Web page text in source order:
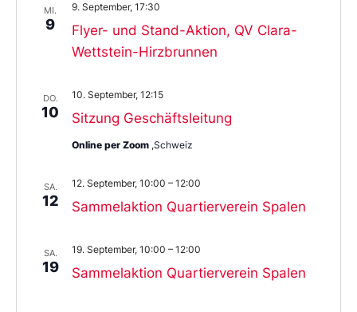
MI.
9
Flyer- und Stand-Aktion, QV Clara-
Wettstein-Hirzbrunnen
9. September, 17:30
DO.
10 Sitzung Geschäftsleitung
10. September, 12:15
Online per Zoom ,Schweiz
SA.
12 Sammelaktion Quartierverein Spalen
12. September, 10:00 – 12:00
SA.
19 Sammelaktion Quartierverein Spalen
19. September, 10:00 – 12:00